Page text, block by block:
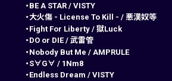
・BE A STAR / VISTY
・大火傷 - License To Kill - / 悪漢奴等
・Fight For Liberty / 獄Luck
・DO or DIE / 武雷管
・Nobody But Me / AMPRULE
・S∀G∀ / 1Nm8
・Endless Dream / VISTY